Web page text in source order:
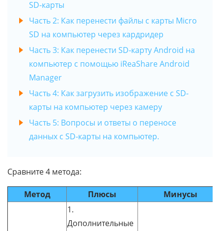
SD-карты
Часть 2: Как перенести файлы с карты Micro
SD на компьютер через кардридер
Часть 3: Как перенести SD-карту Android на
компьютер с помощью iReaShare Android
Manager
Часть 4: Как загрузить изображение с SD-
карты на компьютер через камеру
Часть 5: Вопросы и ответы о переносе
данных с SD-карты на компьютер.
Сравните 4 метода:
Метод Плюсы Минусы
1.
Дополнительные